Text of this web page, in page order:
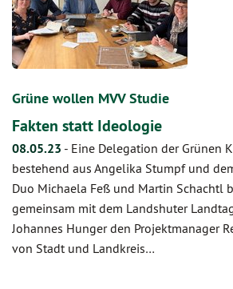
Grüne wollen MVV Studie
Fakten statt Ideologie
08.05.23 - Eine Delegation der Grünen
bestehend aus Angelika Stumpf und
Duo Michaela Feß und Martin Schachtl
gemeinsam mit dem Landshuter
Johannes Hunger den Projektmanager
von Stadt und Landkreis…